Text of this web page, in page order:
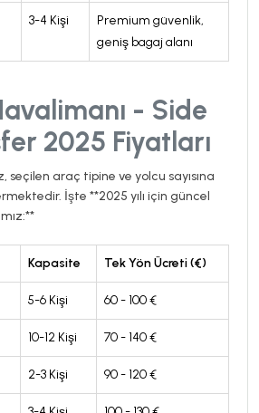
3-4 Kişi
Premium güvenlik,
geniş bagaj alanı
- Side
2025 Fiyatları
seçilen araç tipine ve yolcu sayısına
İşte **2025 yılı için güncel
Kapasite Tek Yön Ücreti (€)
5-6 Kişi 60 - 100 €
10-12 Kişi 70 - 140 €
2-3 Kişi 90 - 120 €